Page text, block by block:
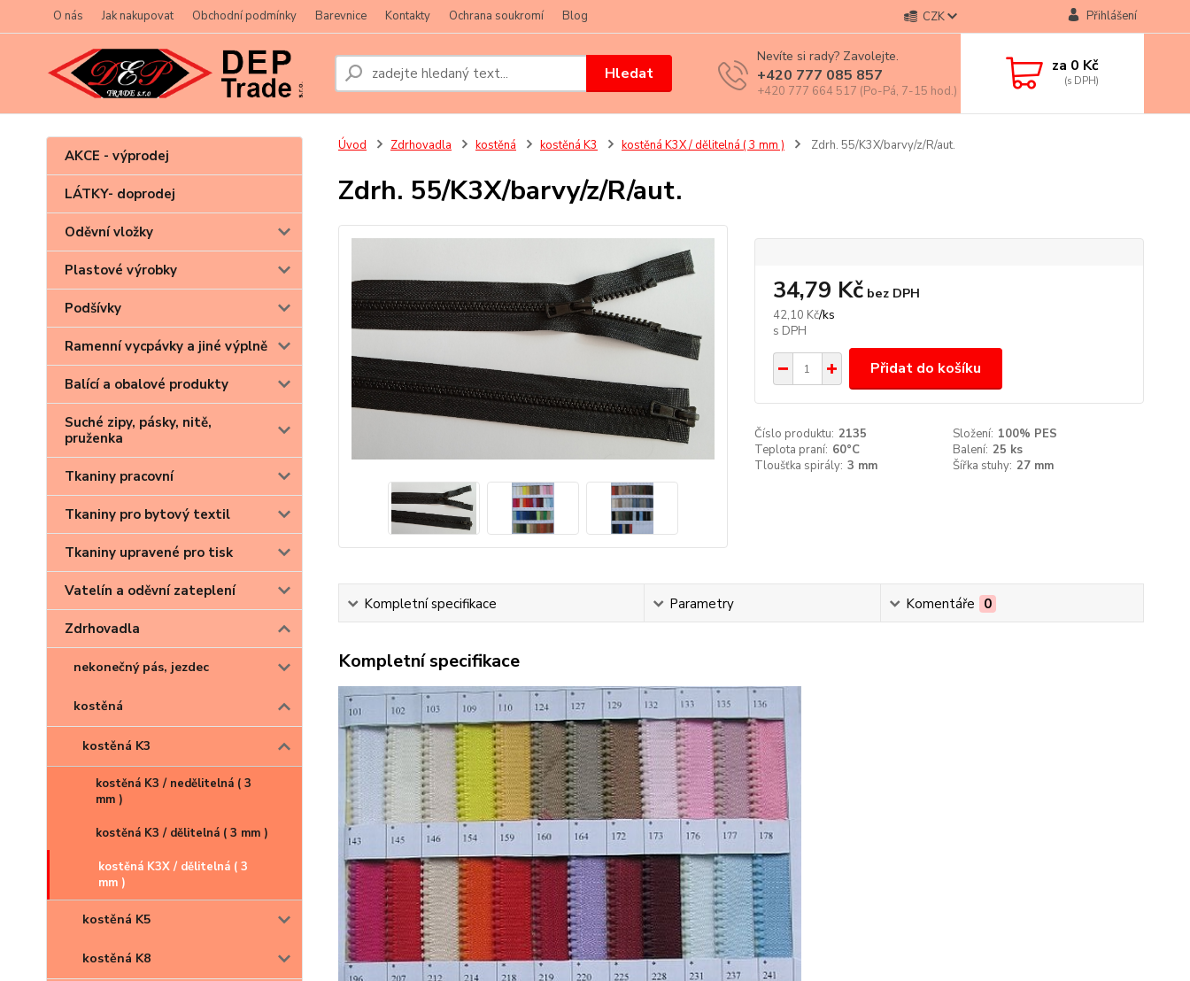
O nás Jak nakupovat Obchodní podmínky Barevnice Kontakty Ochrana soukromí Blog CZK Přihlášení
Hledat
Nevíte si rady? Zavolejte.
+420 777 085 857
+420 777 664 517 (Po-Pá, 7-15 hod.)
za 0 Kč
AKCE - výprodej
LÁTKY- doprodej
Oděvní vložky
Plastové výrobky
Podšívky
Ramenní vycpávky a jiné výplně
Balící a obalové produkty
Suché zipy, pásky, nitě,
pruženka
Tkaniny pracovní
Tkaniny pro bytový textil
Tkaniny upravené pro tisk
Vatelín a oděvní zateplení
Zdrhovadla
nekonečný pás, jezdec
kostěná
kostěná K3
kostěná K3 / nedělitelná ( 3
mm )
kostěná K3 / dělitelná ( 3 mm )
kostěná K3X / dělitelná ( 3
mm )
kostěná K5
kostěná K8
Úvod Zdrhovadla kostěná kostěná K3 kostěná K3X / dělitelná ( 3 mm ) Zdrh. 55/K3X/barvy/z/R/aut.
Zdrh. 55/K3X/barvy/z/R/aut.
42,10 Kč/ks
34,79 Kč bez DPH
Přidat do košíku
Číslo produktu: 2135 Složení: 100% PES
Teplota praní: 60°C Balení: 25 ks
Tloušťka spirály: 3 mm Šířka stuhy: 27 mm
Kompletní specifikace Parametry Komentáře 0
Kompletní specifikace